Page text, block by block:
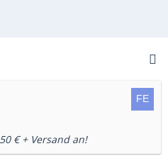
€ + Versand an!